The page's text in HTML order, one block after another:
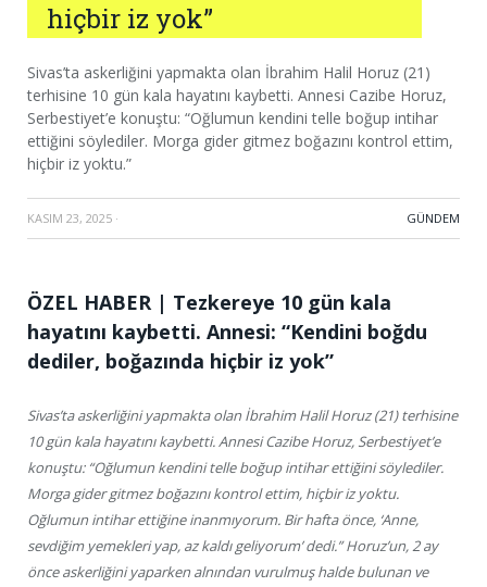
hiçbir iz yok”
Sivas’ta askerliğini yapmakta olan İbrahim Halil Horuz (21)
terhisine 10 gün kala hayatını kaybetti. Annesi Cazibe Horuz,
Serbestiyet’e konuştu: “Oğlumun kendini telle boğup intihar
ettiğini söylediler. Morga gider gitmez boğazını kontrol ettim,
hiçbir iz yoktu.”
KASIM 23, 2025 · GÜNDEM
ÖZEL HABER | Tezkereye 10 gün kala
hayatını kaybetti. Annesi: “Kendini boğdu
dediler, boğazında hiçbir iz yok”
Sivas’ta askerliğini yapmakta olan İbrahim Halil Horuz (21) terhisine
10 gün kala hayatını kaybetti. Annesi Cazibe Horuz, Serbestiyet’e
konuştu: “Oğlumun kendini telle boğup intihar ettiğini söylediler.
Morga gider gitmez boğazını kontrol ettim, hiçbir iz yoktu.
Oğlumun intihar ettiğine inanmıyorum. Bir hafta önce, ‘Anne,
sevdiğim yemekleri yap, az kaldı geliyorum’ dedi.” Horuz’un, 2 ay
önce askerliğini yaparken alnından vurulmuş halde bulunan ve